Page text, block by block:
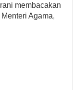
membacakan
Agama,